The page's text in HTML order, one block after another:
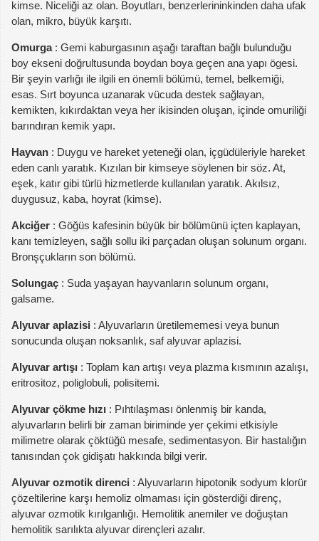
kimse. Niceliği az olan. Boyutları, benzerlerininkinden daha ufak
olan, mikro, büyük karşıtı.
Omurga: Gemi kaburgasının aşağı taraftan bağlı bulunduğu
boy ekseni doğrultusunda boydan boya geçen ana yapı ögesi.
Bir şeyin varlığı ile ilgili en önemli bölümü, temel, belkemiği,
esas. Sırt boyunca uzanarak vücuda destek sağlayan,
kemikten, kıkırdaktan veya her ikisinden oluşan, içinde omuriliği
barındıran kemik yapı.
Hayvan : Duygu ve hareket yeteneği olan, içgüdüleriyle hareket
eden canlı yaratık. Kızılan bir kimseye söylenen bir söz. At,
eşek, katır gibi türlü hizmetlerde kullanılan yaratık. Akılsız,
duygusuz, kaba, hoyrat (kimse).
Akciğer : Göğüs kafesinin büyük bir bölümünü içten kaplayan,
kanı temizleyen, sağlı sollu iki parçadan oluşan solunum organı.
Bronşçukların son bölümü.
Solungaç : Suda yaşayan hayvanların solunum organı,
galsame.
Alyuvar aplazisi : Alyuvarların üretilememesi veya bunun
sonucunda oluşan noksanlık, saf alyuvar aplazisi.
Alyuvar artışı : Toplam kan artışı veya plazma kısmının azalışı,
eritrositoz, poliglobuli, polisitemi.
Alyuvar çökme hızı : Pıhtılaşması önlenmiş bir kanda,
alyuvarların belirli bir zaman biriminde yer çekimi etkisiyle
milimetre olarak çöktüğü mesafe, sedimentasyon. Bir hastalığın
tanısından çok gidişatı hakkında bilgi verir.
Alyuvar ozmotik direnci : Alyuvarların hipotonik sodyum klorür
çözeltilerine karşı hemoliz olmaması için gösterdiği direnç,
alyuvar ozmotik kırılganlığı. Hemolitik anemiler ve doğuştan
hemolitik sarılıkta alyuvar dirençleri azalır.